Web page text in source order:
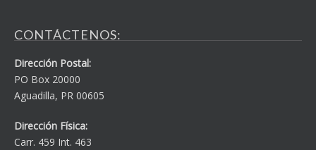
CONTÁCTENOS:
Dirección Postal:
PO Box 20000
Aguadilla, PR 00605
Dirección Física:
Carr. 459 Int. 463